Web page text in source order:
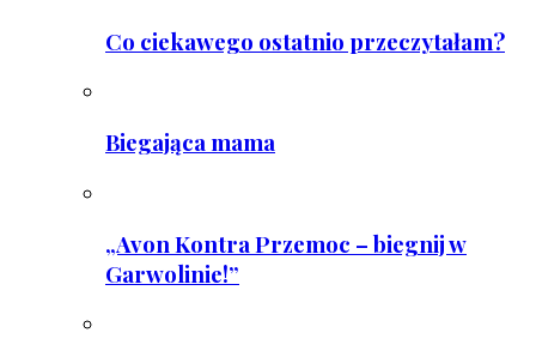
Co ciekawego ostatnio przeczytałam?
Biegająca mama
„Avon Kontra Przemoc – biegnij w
Garwolinie!”